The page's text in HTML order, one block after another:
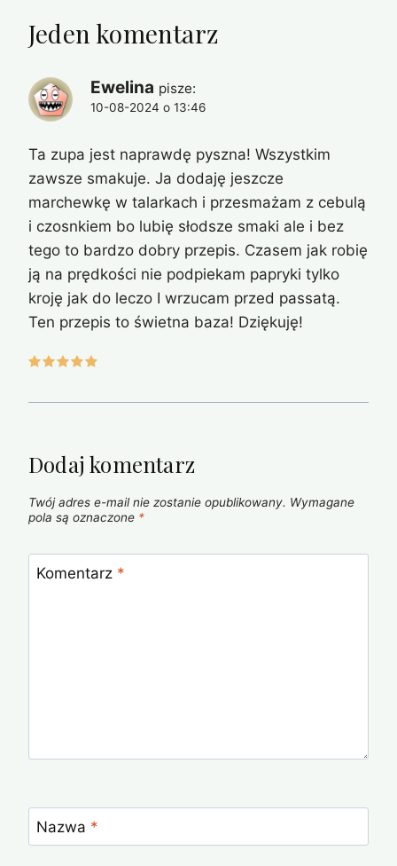
Jeden komentarz
Ewelina pisze:
10-08-2024 o 13:46
Ta zupa jest naprawdę pyszna! Wszystkim
zawsze smakuje. Ja dodaję jeszcze
marchewkę w talarkach i przesmażam z cebulą
i czosnkiem bo lubię słodsze smaki ale i bez
tego to bardzo dobry przepis. Czasem jak robię
ją na prędkości nie podpiekam papryki tylko
kroję jak do leczo I wrzucam przed passatą.
Ten przepis to świetna baza! Dziękuję!
Dodaj komentarz
Twój adres e-mail nie zostanie opublikowany. Wymagane
pola są oznaczone *
Komentarz *
Nazwa *